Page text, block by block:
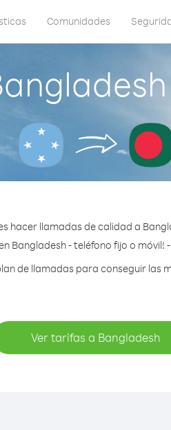
Comunidades
hacer llamadas de calidad a
Bangladesh - teléfono fijo o móvil!
de llamadas para conseguir las
Ver tarifas a Bangladesh